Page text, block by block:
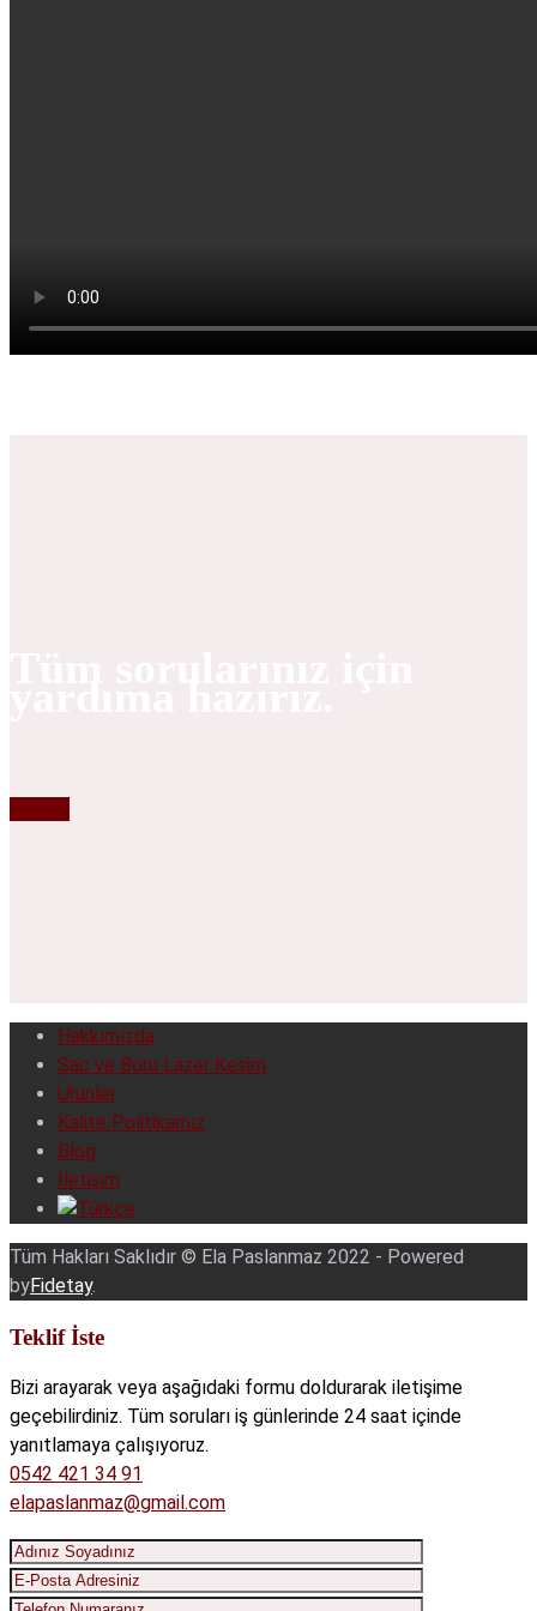
Hakkımızda
Sac ve Boru Lazer Kesim
Ürünler
Kalite Politikamız
Blog
İletişim
Tüm Hakları Saklıdır © Ela Paslanmaz 2022 - Powered
byFidetay.
Teklif İste
Bizi arayarak veya aşağıdaki formu doldurarak iletişime
geçebilirdiniz. Tüm soruları iş günlerinde 24 saat içinde
yanıtlamaya çalışıyoruz.
0542 421 34 91
elapaslanmaz@gmail.com